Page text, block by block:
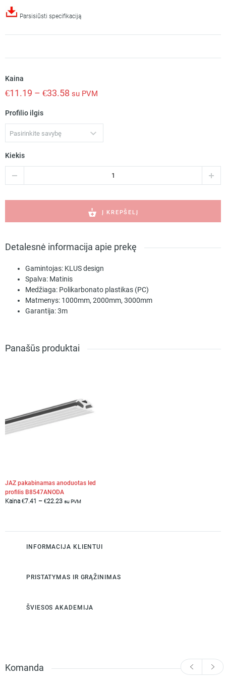
Parsisiūsti specifikaciją
Kaina
€11.19 – €33.58 su PVM
Profilio ilgis
Pasirinkite savybę
Kiekis
23R
dangtelis
Į KREPŠELĮ
Detalesnė informacija apie prekę
Gamintojas: KLUS design
Spalva: Matinis
Medžiaga: Polikarbonato plastikas (PC)
Matmenys: 1000mm, 2000mm, 3000mm
Garantija:3m
Panašūs produktai
JAZ pakabinamas anoduotas led
profilis B8547ANODA
Kaina €7.41 – €22.23 su PVM
INFORMACIJA KLIENTUI
PRISTATYMAS IR GRĄŽINIMAS
ŠVIESOS AKADEMIJA
Komanda